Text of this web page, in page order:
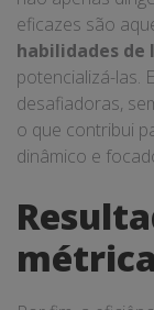
eficazes são
habilidades de
potencializá-las.
desafiadoras,
o que contribui
dinâmico e